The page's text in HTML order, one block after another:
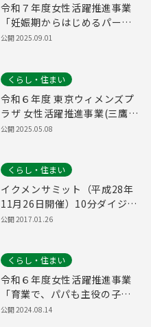
令和７年度女性活躍推進事業
「妊娠期からはじめるパート
ナーとの子育て」
公開2025.09.01
くらし・住まい
令和６年度 東京ウィメンズプ
ラザ 女性活躍推進事業(三鷹市
共催事業)
公開2025.05.08
くらし・住まい
イクメンサミット（平成28年
11月26日開催）10分ダイジェ
スト
公開2017.01.26
くらし・住まい
令和６年度女性活躍推進事業
「育業で、パパも主役の子育
てライフ♪」
公開2024.08.14